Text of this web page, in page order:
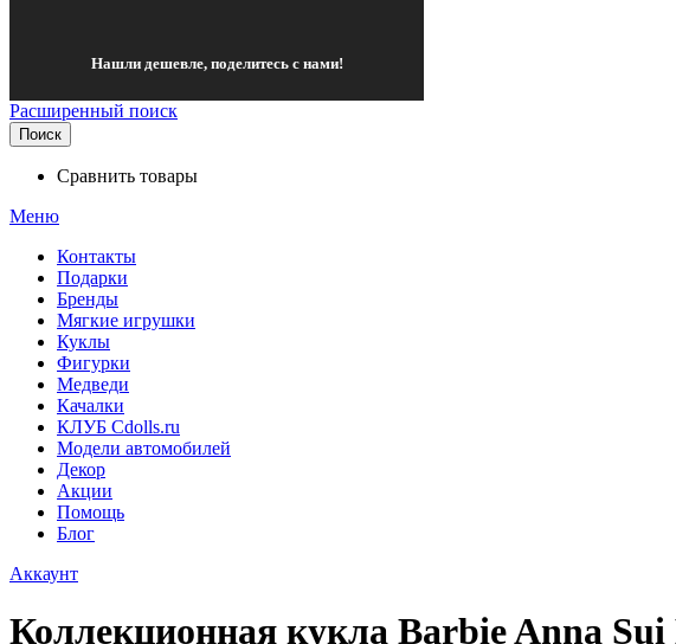
Нашли дешевле, поделитесь с нами!
Расширенный поиск
Поиск
Сравнить товары
Меню
Контакты
Подарки
Бренды
Мягкие игрушки
Куклы
Фигурки
Медведи
Качалки
КЛУБ Cdolls.ru
Модели автомобилей
Декор
Акции
Помощь
Блог
Аккаунт
Коллекционная кукла Barbie Anna